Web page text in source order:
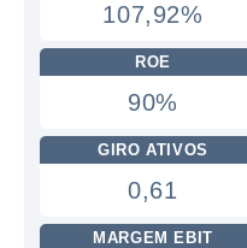
107,92%
ROE
90%
GIRO ATIVOS
0,61
MARGEM EBIT